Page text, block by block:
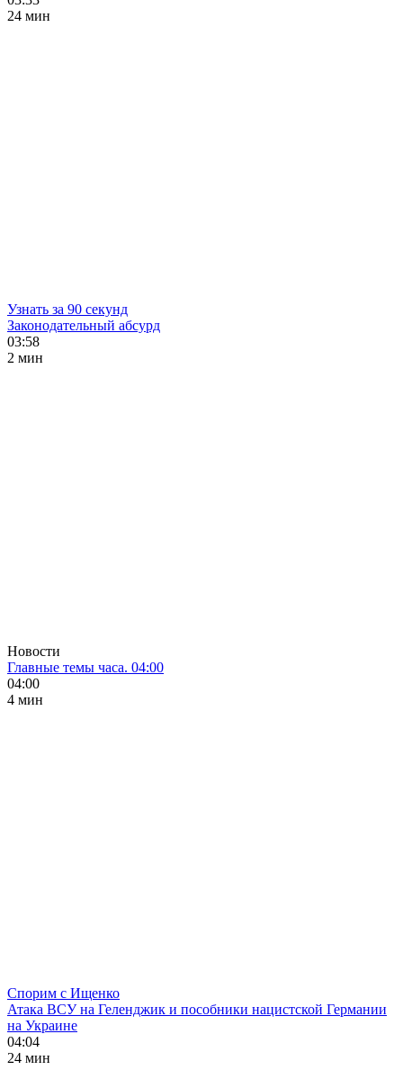
24 мин
Узнать за 90 секунд
Законодательный абсурд
03:58
2 мин
Новости
Главные темы часа. 04:00
04:00
4 мин
Спорим с Ищенко
Атака ВСУ на Геленджик и пособники нацистской Германии
на Украине
04:04
24 мин